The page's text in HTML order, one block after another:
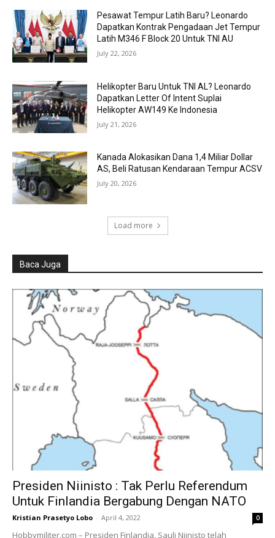
Pesawat Tempur Latih Baru? Leonardo
Dapatkan Kontrak Pengadaan Jet Tempur
Latih M346 F Block 20 Untuk TNI AU
July 22, 2026
Helikopter Baru Untuk TNI AL? Leonardo
Dapatkan Letter Of Intent Suplai
Helikopter AW149 Ke Indonesia
July 21, 2026
Kanada Alokasikan Dana 1,4 Miliar Dollar
AS, Beli Ratusan Kendaraan Tempur ACSV
July 20, 2026
Load more
Baca Juga
Presiden Niinisto : Tak Perlu Referendum
Untuk Finlandia Bergabung Dengan NATO
Kristian Prasetyo Lobo - April 4, 2022 0
Hobbymiliter.com – Presiden Finlandia, Sauli Niinisto telah